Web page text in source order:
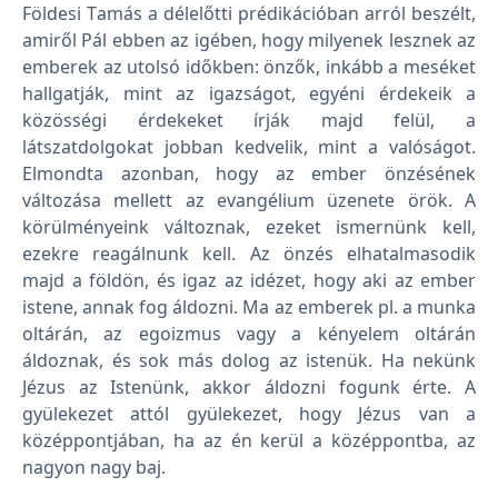
Földesi Tamás a délelőtti prédikációban arról beszélt,
amiről Pál ebben az igében, hogy milyenek lesznek az
emberek az utolsó időkben: önzők, inkább a meséket
hallgatják, mint az igazságot, egyéni érdekeik a
közösségi érdekeket írják majd felül, a
látszatdolgokat jobban kedvelik, mint a valóságot.
Elmondta azonban, hogy az ember önzésének
változása mellett az evangélium üzenete örök. A
körülményeink változnak, ezeket ismernünk kell,
ezekre reagálnunk kell. Az önzés elhatalmasodik
majd a földön, és igaz az idézet, hogy aki az ember
istene, annak fog áldozni. Ma az emberek pl. a munka
oltárán, az egoizmus vagy a kényelem oltárán
áldoznak, és sok más dolog az istenük. Ha nekünk
Jézus az Istenünk, akkor áldozni fogunk érte. A
gyülekezet attól gyülekezet, hogy Jézus van a
középpontjában, ha az én kerül a középpontba, az
nagyon nagy baj.